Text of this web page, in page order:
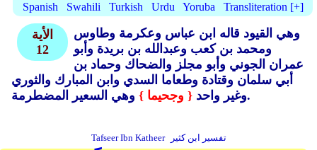
Spanish
Swahili Turkish Urdu Yoruba Transliteration [+]
الأية
12
وهي القيود قاله ابن عباس وعكرمة وطاوس
ومحمد بن كعب وعبدالله بن بريدة وأبو
عمران الجوني وأبو مجلز والضحاك وحماد بن
أبي سلمان وقتادة وطعاما السدي وابن المبارك والثوري
وغير واحد { وجحيما } وهي السعير المضطرمة.
Tafseer Ibn Katheer تفسير ابن كثير